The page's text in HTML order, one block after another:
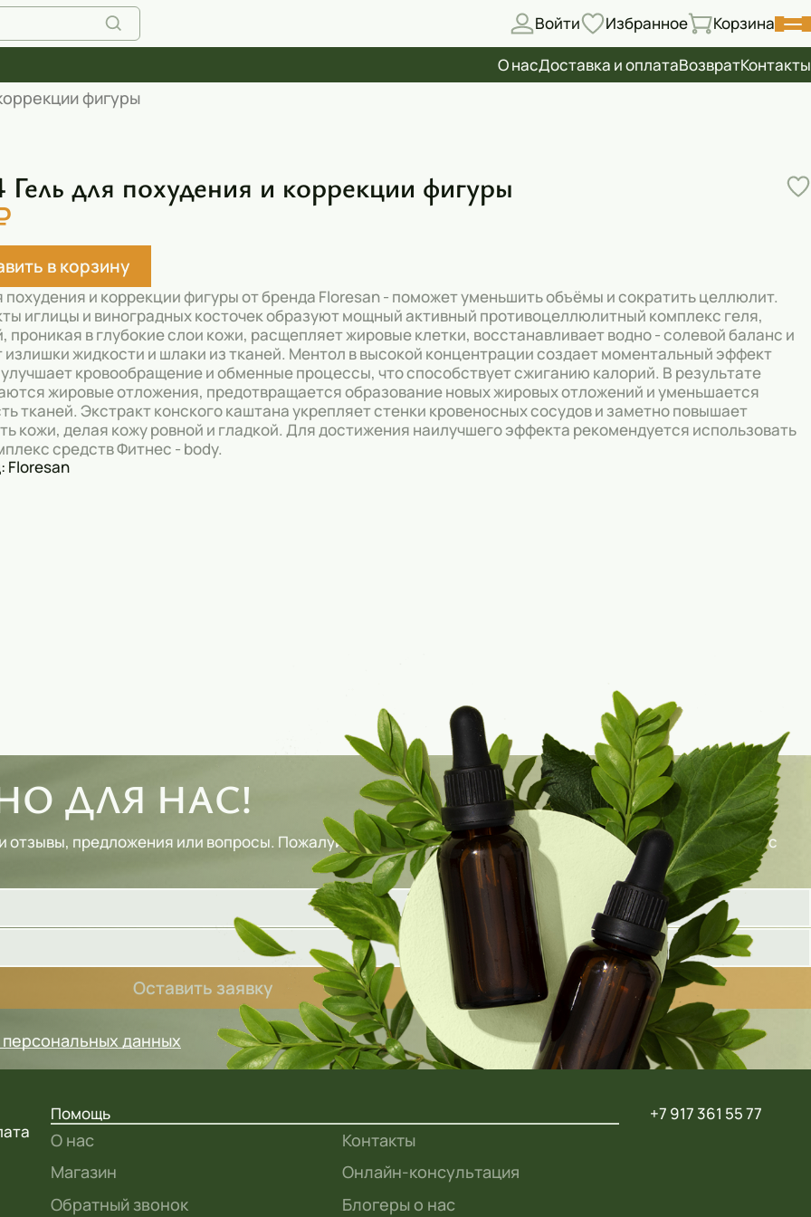
Войти Избранное Корзина
О насДоставка и оплатаВозвратКонтакты
фигуры
для похудения и коррекции фигуры
в корзину
похудения и коррекции фигуры от бренда Floresan - поможет уменьшить объёмы и сократить целлюлит.
иглицы и виноградных косточек образуют мощный активный противоцеллюлитный комплекс геля,
проникая в глубокие слои кожи, расщепляет жировые клетки, восстанавливает водно - солевой баланс и
излишки жидкости и шлаки из тканей. Ментол в высокой концентрации создает моментальный эффект
кровообращение и обменные процессы, что способствует сжиганию калорий. В результате
жировые отложения, предотвращается образование новых жировых отложений и уменьшается
тканей. Экстракт конского каштана укрепляет стенки кровеносных сосудов и заметно повышает
кожи, делая кожу ровной и гладкой. Для достижения наилучшего эффекта рекомендуется использовать
средств Фитнес - body.
Floresan
ДЛЯ НАС!
предложения или вопросы. Пожалуйста, заполните форму ниже, и наш специалист свяжется с
Оставить заявку
данных
Помощь
О нас
Контакты
Магазин
Онлайн-консультация
Обратный звонок
Блогеры о нас
+7 917 361 55 77